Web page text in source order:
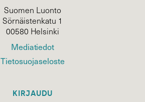
Suomen Luonto
Sörnäistenkatu 1
00580 Helsinki
Mediatiedot
Tietosuojaseloste
KIRJAUDU